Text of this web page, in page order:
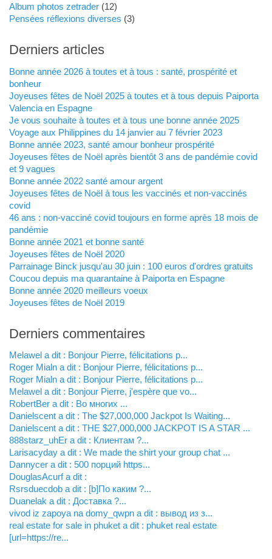
Album photos zetrader(12)
Pensées réflexions diverses (3)
Derniers articles
Bonne année 2026 à toutes et à tous : santé, prospérité et
bonheur
Joyeuses fêtes de Noël 2025 à toutes et à tous depuis Paiporta
Valencia en Espagne
Je vous souhaite à toutes et à tous une bonne année 2025
Voyage aux Philippines du 14 janvier au 7 février 2023
Bonne année 2023, santé amour bonheur prospérité
Joyeuses fêtes de Noël après bientôt 3 ans de pandémie covid
et 9 vagues
Bonne année 2022 santé amour argent
Joyeuses fêtes de Noël à tous les vaccinés et non-vaccinés
covid
46 ans : non-vacciné covid toujours en forme après 18 mois de
pandémie
Bonne année 2021 et bonne santé
Joyeuses fêtes de Noël 2020
Parrainage Binck jusqu'au 30 juin : 100 euros d'ordres gratuits
Coucou depuis ma quarantaine à Paiporta en Espagne
Bonne année 2020 meilleurs voeux
Joyeuses fêtes de Noël 2019
Derniers commentaires
Melawel a dit : Bonjour Pierre, félicitations p...
Roger Mialn a dit : Bonjour Pierre, félicitations p...
Roger Mialn a dit : Bonjour Pierre, félicitations p...
Melawel a dit : Bonjour Pierre, j'espère que vo...
RobertBer a dit : Во многих ...
Danielscent a dit : The $27,000,000 Jackpot Is Waiting...
Danielscent a dit : THE $27,000,000 JACKPOT IS A STAR ...
888starz_uhEr a dit : Клиентам ?...
Larisacyday a dit : We made the shirt your group chat ...
Dannycer a dit : 500 порций https...
DouglasAcurf a dit :
Rsrsduecdob a dit : [b]По каким ?...
Duanelak a dit : Доставка ?...
vivod iz zapoya na domy_qwpn a dit : вывод из з...
real estate for sale in phuket a dit : phuket real estate
[url=https://re...